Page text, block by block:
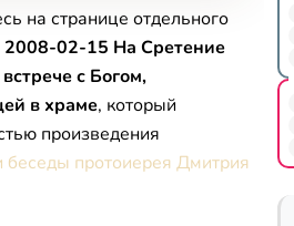
на странице отдельного
2008-02-15 На Сретение
с Богом,
в храме, который
произведения
беседы протоиерея Дмитрия